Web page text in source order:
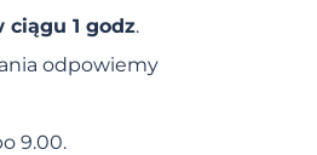
1 godz.
odpowiemy
9.00.